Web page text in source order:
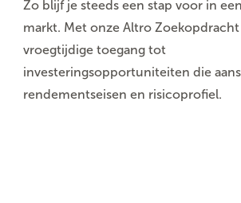
Zo blijf je steeds een stap voor in
markt. Met onze Altro Zoekopdracht
vroegtijdige toegang tot
investeringsopportuniteiten die
rendementseisen en risicoprofiel.